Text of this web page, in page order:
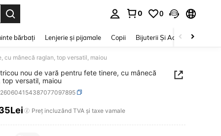
0 0
bărbați Lenjerie și pijamale Copii Bijuterii Și Accesorii
cu mânecă raglan, top versatil, maiou
nou de vară pentru fete tinere, cu mânecă
top versatil, maiou
AND AVAILABILITY
Preț incluzând TVA și taxe vamale